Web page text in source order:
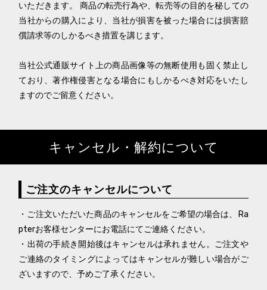
いただきます。 商品の転売行為や、転売等の目的を秘しての
当社からの購入により、当社が損害を被った場合には損害賠
償請求等のしかるべき措置を講じます。
当社公式通販サイト上の商品画像等の無断使用も固く禁止し
ており、著作権侵害となる場合にもしかるべき対応をいたし
ますのでご留意ください。
キャンセル・解約について
ご注文のキャンセルについて
・ご注文いただいた商品のキャンセルをご希望の場合は、Ra
pterお客様センターにお電話にてご連絡ください。
・出荷の手続き開始後はキャンセルは承れません。ご注文や
ご連絡のタイミングによってはキャンセルが難しい場合がご
ざいますので、予めご了承ください。